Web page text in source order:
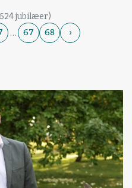
jubilæer)
… 67 68 ›